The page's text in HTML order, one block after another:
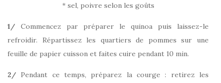
* sel, poivre selon les goûts
1/ Commencez par préparer le quinoa puis laissez-le
refroidir. Répartissez les quartiers de pommes sur une
feuille de papier cuisson et faites cuire pendant 10 min.
2/ Pendant ce temps, préparez la courge : retirez les